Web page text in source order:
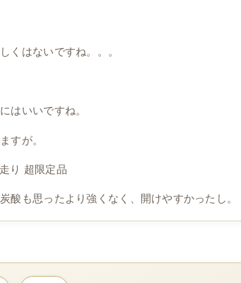
くはないですね。。。
はいいですね。
すが。
り 超限定品
酸も思ったより強くなく、開けやすかったし。